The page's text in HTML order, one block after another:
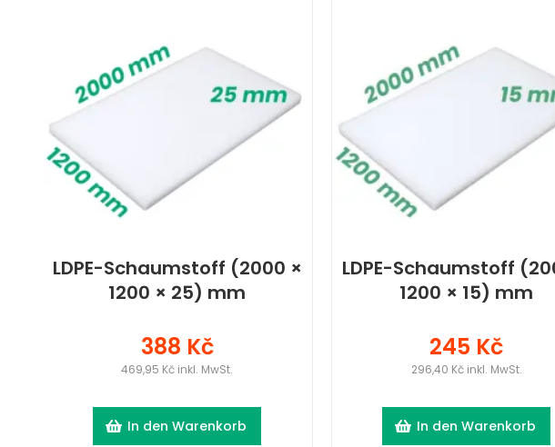
LDPE-Schaumstoff (2000 ×
1200 × 25) mm
388 Kč
469,95 Kč inkl. MwSt.
In den Warenkorb
LDPE-Schaumstoff
1200 × 15) mm
245 Kč
296,40 Kč inkl. MwSt.
In den Warenkorb